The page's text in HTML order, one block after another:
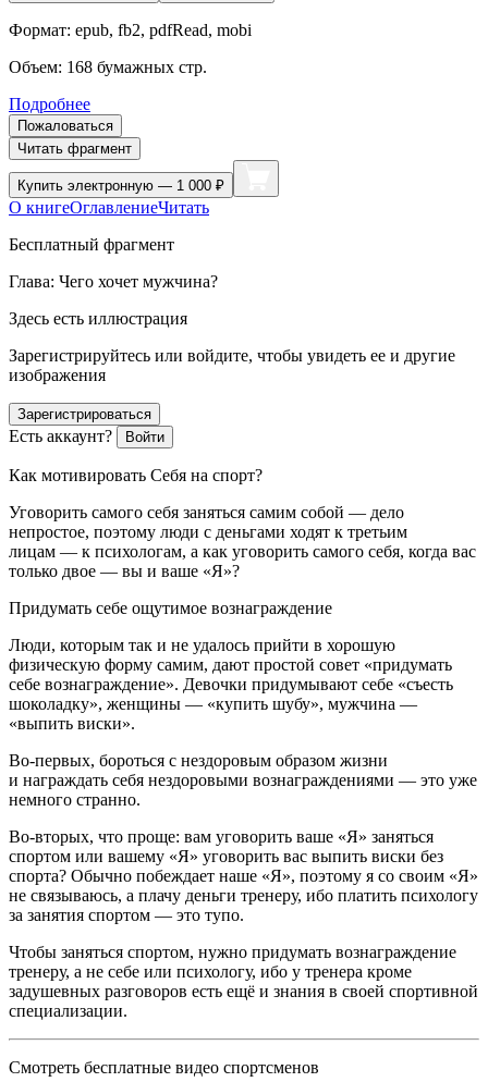
Формат: epub, fb2, pdfRead, mobi
Объем: 168 бумажных стр.
Подробнее
Пожаловаться
Читать фрагмент
Купить электронную — 1 000 ₽
О книгеОглавлениеЧитать
Бесплатный фрагмент
Глава: Чего хочет мужчина?
Здесь есть иллюстрация
Зарегистрируйтесь или войдите, чтобы увидеть ее и другие
изображения
Зарегистрироваться
Есть аккаунт? Войти
Как мотивировать Себя на спорт?
Уговорить самого себя заняться самим собой — дело
непростое, поэтому люди с деньгами ходят к третьим
лицам — к психологам, а как уговорить самого себя, когда вас
только двое — вы и ваше «Я»?
Придумать себе ощутимое вознаграждение
Люди, которым так и не удалось прийти в хорошую
физическую форму самим, дают простой совет «придумать
себе вознаграждение». Девочки придумывают себе «съесть
шоколадку», женщины — «купить шубу», мужчина —
«выпить виски».
Во-первых, бороться с нездоровым образом жизни
и награждать себя нездоровыми вознаграждениями — это уже
немного странно.
Во-вторых, что проще: вам уговорить ваше «Я» заняться
спортом или вашему «Я» уговорить вас выпить виски без
спорта? Обычно побеждает наше «Я», поэтому я со своим «Я»
не связываюсь, а плачу деньги тренеру, ибо платить психологу
за занятия спортом — это тупо.
Чтобы заняться спортом, нужно придумать вознаграждение
тренеру, а не себе или психологу, ибо у тренера кроме
задушевных разговоров есть ещё и знания в своей спортивной
специализации.
Смотреть бесплатные видео спортсменов